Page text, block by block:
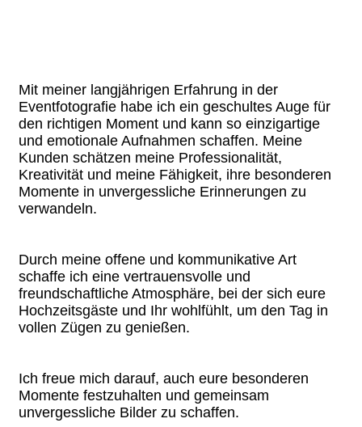
Mit meiner langjährigen Erfahrung in der
Eventfotografie habe ich ein geschultes Auge für
den richtigen Moment und kann so einzigartige
und emotionale Aufnahmen schaffen. Meine
Kunden schätzen meine Professionalität,
Kreativität und meine Fähigkeit, ihre besonderen
Momente in unvergessliche Erinnerungen zu
verwandeln.
Durch meine offene und kommunikative Art
schaffe ich eine vertrauensvolle und
freundschaftliche Atmosphäre, bei der sich eure
Hochzeitsgäste und Ihr wohlfühlt, um den Tag in
vollen Zügen zu genießen.
Ich freue mich darauf, auch eure besonderen
Momente festzuhalten und gemeinsam
unvergessliche Bilder zu schaffen.